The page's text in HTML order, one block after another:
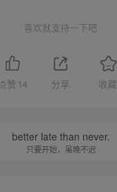
喜欢就支持一下吧
点赞 14 分享 收藏
better late than never.
只要开始，虽晚不迟